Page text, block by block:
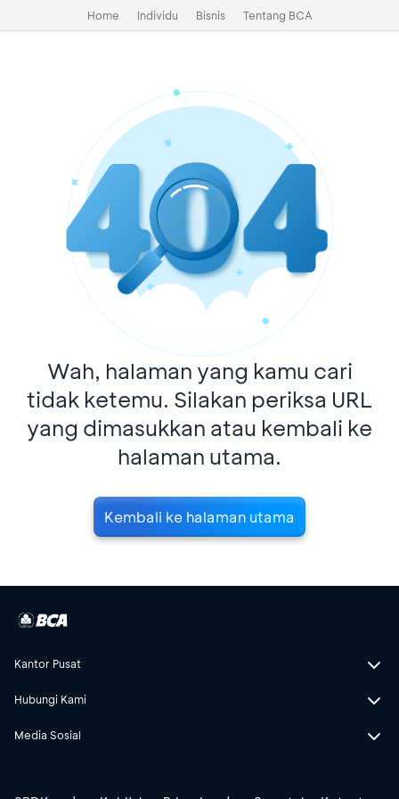
Home Individu Bisnis Tentang BCA
Wah, halaman yang kamu cari
tidak ketemu. Silakan periksa URL
yang dimasukkan atau kembali ke
halaman utama.
Kembali ke halaman utama
Kantor Pusat
Hubungi Kami
Media Sosial